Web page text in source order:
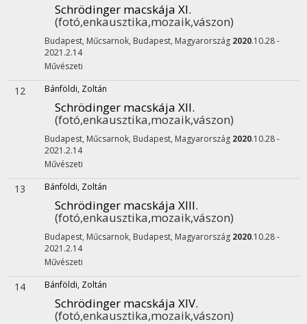
Schrödinger macskája XI.
(fotó,enkausztika,mozaik,vászon)
Budapest, Műcsarnok, Budapest, Magyarország 2020.10.28 -
2021.2.14
Művészeti
12 Bánföldi, Zoltán
Schrödinger macskája XII.
(fotó,enkausztika,mozaik,vászon)
Budapest, Műcsarnok, Budapest, Magyarország 2020.10.28 -
2021.2.14
Művészeti
13 Bánföldi, Zoltán
Schrödinger macskája XIII.
(fotó,enkausztika,mozaik,vászon)
Budapest, Műcsarnok, Budapest, Magyarország 2020.10.28 -
2021.2.14
Művészeti
14 Bánföldi, Zoltán
Schrödinger macskája XIV.
(fotó,enkausztika,mozaik,vászon)